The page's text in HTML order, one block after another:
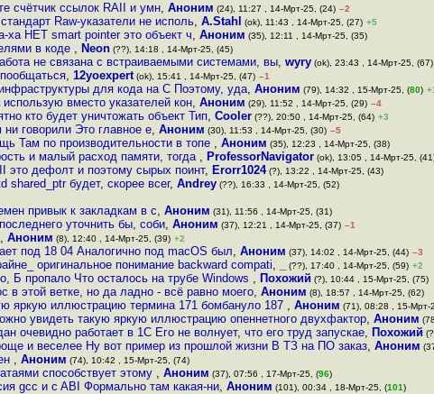
счётчик ссылок RAII и умн, Аноним (24), 11:27 , 14-Мрт-25, (24) –2
Raw-указатели не исполь, A.Stahl (ok), 11:43 , 14-Мрт-25, (27) +5
ха НЕТ smart pointer это объект ч, Аноним (35), 12:11 , 14-Мрт-25, (35)
в коде , Neon (??), 14:18 , 14-Мрт-25, (45)
не связана с встраиваемыми системами, вы, wyry (ok), 23:43 , 14-Мрт-25, (67)
, 12yoexpert (ok), 15:41 , 14-Мрт-25, (47) –1
для кода на C Поэтому, уда, Аноним (79), 14:32 , 15-Мрт-25, (80)
вместо указателей кон, Аноним (29), 11:52 , 14-Мрт-25, (29) –4
кто будет уничтожать объект Тип, Cooler (??), 20:50 , 14-Мрт-25, (64) +3
говорили Это главное е, Аноним (30), 11:53 , 14-Мрт-25, (30) –5
Там по производительности в топе , Аноним (35), 12:23 , 14-Мрт-25, (38)
и малый расход памяти, тогда , ProfessorNavigator (ok), 13:05 , 14-Мрт-25,
это дефолт и поэтому сырых поинт, Erorr1024(?), 13:22 , 14-Мрт-25, (43)
shared_ptr будет, скорее всег, Andrey (??), 16:33 , 14-Мрт-25, (52)
привык к закладкам в с, Аноним (31), 11:56 , 14-Мрт-25, (31)
уточнить бы, соби, Аноним (37), 12:21 , 14-Мрт-25, (37) –1
, Аноним (8), 12:40 , 14-Мрт-25, (39) +2
под 18 04 Аналогично под macOS был, Аноним (37), 14:02 , 14-Мрт-25, (44) –3
оригинальное понимание backward compati, (??), 17:40 , 14-Мрт-25, (59) +2
Б пропало Что осталось на трубе Windows , Похожий (?), 10:44 , 15-Мрт-25, (75)
в этой ветке, но да ладно - всё равно моего, Аноним (8), 18:57 , 14-Мрт-25, (62)
яркую иллюстрацию термина 171 бомбануло 187 , Аноним (71), 08:28 , 15-Мрт-
увидеть такую яркую иллюстрацию опеннетного двухфактор, Аноним
очевидно работает в 1С Его не волнует, что его труд запускае, Похожий
и веселее Ну вот пример из прошлой жизни В ТЗ на ПО заказ, Аноним
, Аноним (74), 10:42 , 15-Мрт-25, (74)
способствует этому , Аноним (37), 07:56 , 17-Мрт-25, (96)
gcc и c ABI Формально там какая-ни, Аноним (101), 00:34 , 18-Мрт-25, (101)